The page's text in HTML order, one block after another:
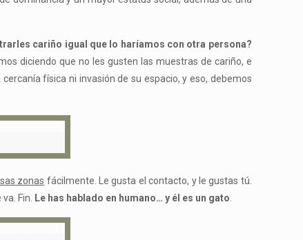
cariño igual que lo haríamos con otra persona?
diciendo que no les gusten las muestras de cariño, e
física ni invasión de su espacio, y eso, debemos
zonas fácilmente. Le gusta el contacto, y le gustas tú.
Fin.
Le has hablado en humano… y él es un gato